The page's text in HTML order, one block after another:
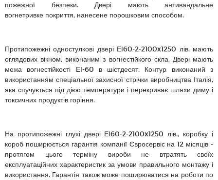
пожежної безпеки. Двері мають антивандальне
вогнетривке покриття, нанесене порошковим способом.
Протипожежні одностулкові двері ЕІ60-2-2100x1250 лів. мають
оглядових вікном, виконаним з вогнестійкого скла. Двері мають
межа вогнестійкості ЕІ-60 в шістдесят. Контур виконаний з
використанням спеціальної захисної стрічки виробництва Італія,
яка спучується під дією температури і перекриває шляхи диму і
токсичних продуктів горіння.
На протипожежні глухі двері ЕІ60-2-2100x1250 лів., коробку і
короб поширюється гарантія компанії Євросервіс на 12 місяців -
протягом цього терміну вироби не втратять своїх
експлуатаційних характеристик за умови правильного монтажу і
використання. Гарантія також може поширюватися на роботи по